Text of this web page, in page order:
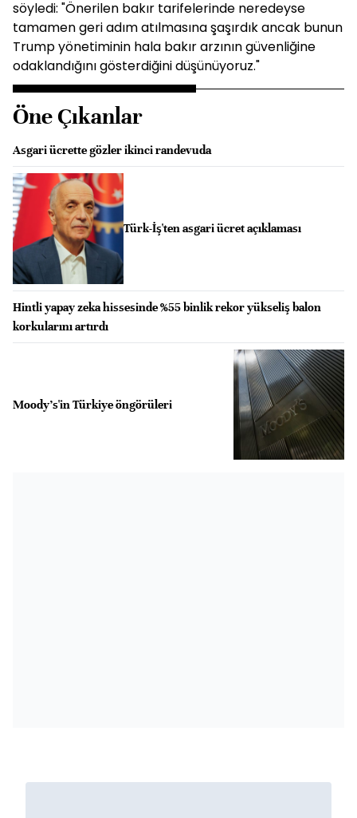
söyledi: "Önerilen bakır tarifelerinde neredeyse
tamamen geri adım atılmasına şaşırdık ancak bunun
Trump yönetiminin hala bakır arzının güvenliğine
odaklandığını gösterdiğini düşünüyoruz."
Öne Çıkanlar
Asgari ücrette gözler ikinci randevuda
Türk-İş'ten asgari ücret açıklaması
Hintli yapay zeka hissesinde %55 binlik rekor yükseliş balon
korkularını artırdı
Moody's'in Türkiye öngörüleri